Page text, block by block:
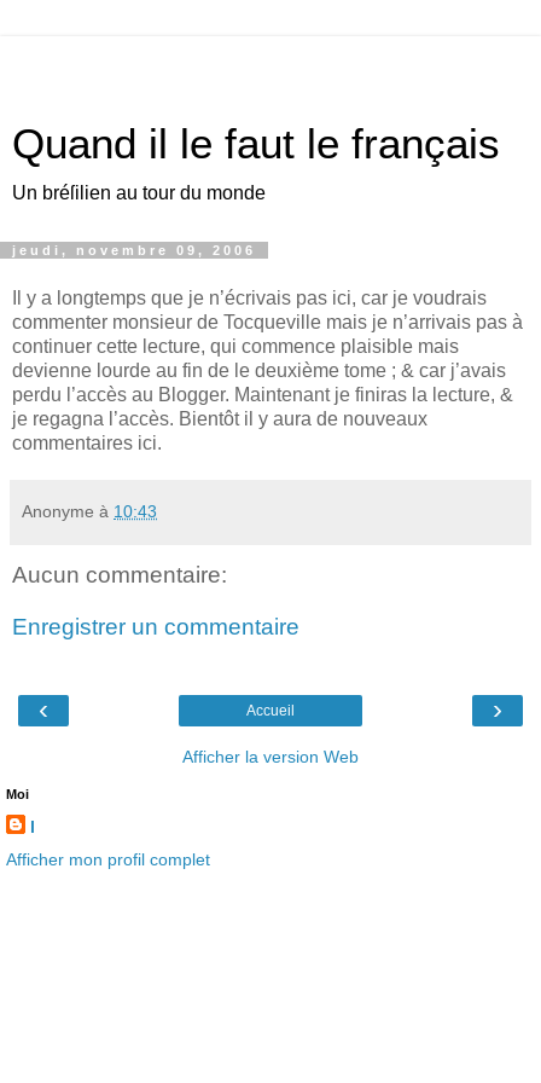
Quand il le faut le français
Un bréſilien au tour du monde
jeudi, novembre 09, 2006
l y a longtemps que je n’écrivais pas ici, car je voudrais
commenter monsieur de Tocqueville mais je n’arrivais pas à
continuer cette lecture, qui commence plaisible mais
devienne lourde au fin de le deuxième tome ; & car j’avais
perdu l’accès au Blogger. Maintenant je finiras la lecture, &
je regagna l’accès. Bientôt il y aura de nouveaux
commentaires ici.
Anonyme à 10:43
Aucun commentaire:
Enregistrer un commentaire
‹ ›
Accueil
Afficher la version Web
Moi
l
Afficher mon profil complet